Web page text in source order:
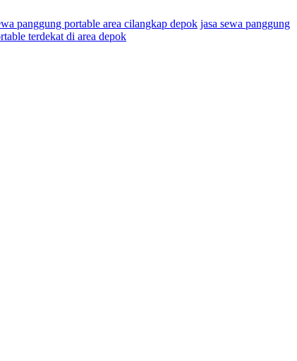
panggung portable area cilangkap depok jasa sewa panggung
terdekat di area depok